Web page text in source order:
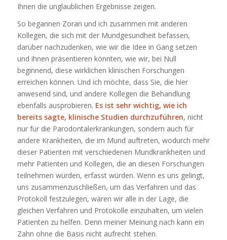
Ihnen die unglaublichen Ergebnisse zeigen.
So begannen Zoran und ich zusammen mit anderen
Kollegen, die sich mit der Mundgesundheit befassen,
darüber nachzudenken, wie wir die Idee in Gang setzen
und ihnen präsentieren könnten, wie wir, bei Null
beginnend, diese wirklichen klinischen Forschungen
erreichen können. Und ich möchte, dass Sie, die hier
anwesend sind, und andere Kollegen die Behandlung
ebenfalls ausprobieren. Es ist sehr wichtig, wie ich
bereits sagte, klinische Studien durchzuführen, nicht
nur für die Parodontalerkrankungen, sondern auch für
andere Krankheiten, die im Mund auftreten, wodurch mehr
dieser Patienten mit verschiedenen Mundkrankheiten und
mehr Patienten und Kollegen, die an diesen Forschungen
teilnehmen würden, erfasst würden. Wenn es uns gelingt,
uns zusammenzuschließen, um das Verfahren und das
Protokoll festzulegen, wären wir alle in der Lage, die
gleichen Verfahren und Protokolle einzuhalten, um vielen
Patienten zu helfen. Denn meiner Meinung nach kann ein
Zahn ohne die Basis nicht aufrecht stehen.